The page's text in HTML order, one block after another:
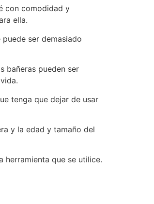
con comodidad y
ella.
ser demasiado
bañeras pueden ser
tenga que dejar de usar
y la edad y tamaño del
herramienta que se utilice.